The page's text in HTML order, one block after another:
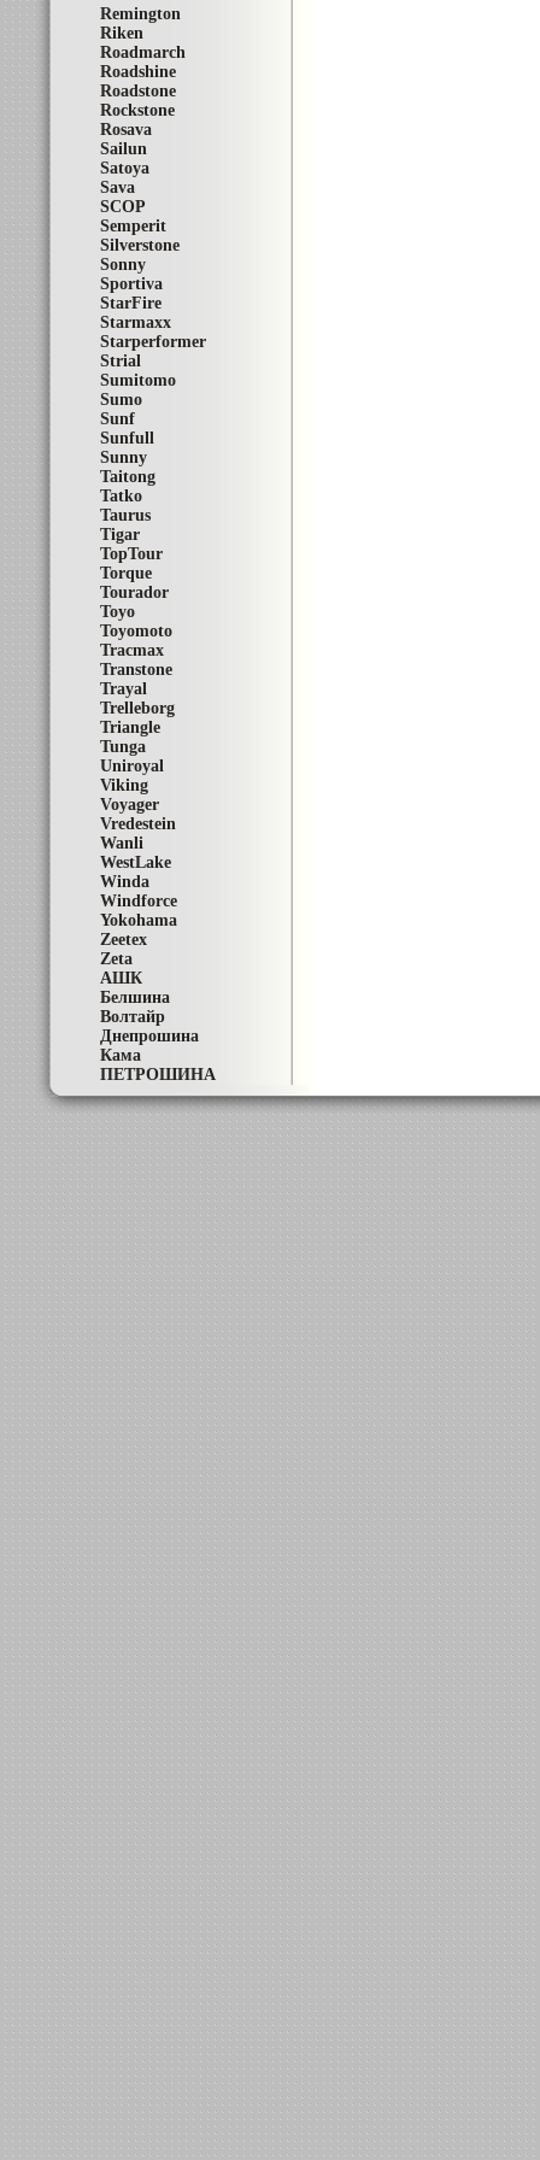
Remington
Riken
Roadmarch
Roadshine
Roadstone
Rockstone
Rosava
Sailun
Satoya
Sava
SCOP
Semperit
Silverstone
Sonny
Sportiva
StarFire
Starmaxx
Starperformer
Strial
Sumitomo
Sumo
Sunf
Sunfull
Sunny
Taitong
Tatko
Taurus
Tigar
TopTour
Torque
Tourador
Toyo
Toyomoto
Tracmax
Transtone
Trayal
Trelleborg
Triangle
Tunga
Uniroyal
Viking
Voyager
Vredestein
Wanli
WestLake
Winda
Windforce
Yokohama
Zeetex
Zeta
АШК
Белшина
Волтайр
Днепрошина
Кама
ПЕТРОШИНА